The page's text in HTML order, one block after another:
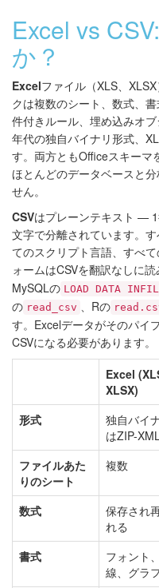
Excel vs
か？
Excelファイル（XLS、
クは複数のシート、数式、
件付きルール、埋め込みオ
年代の独自バイナリ形式、
す。両方ともOfficeスキーマ
ほとんどのデータベースと
せん。
CSVはプレーンテキスト —
文字で分離されています。
てのスクリプト言語、すべ
ォームはCSVを翻訳なしに
MySQLの LOAD DATA
の read_csv 、Rの
す。Excelデータがそのパイ
CSVになる必要があります。
Excel
XLSX)
形式
独自バイ
はZIP-
ファイルあた
りのシート
複数
数式
保存され
れる
書式
フォント
線、グラ